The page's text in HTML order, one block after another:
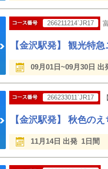
266211214`JR17
【金沢駅発】 観光特
09月01日~09月30日 出
266233011`JR17
【金沢駅発】 秋色の
11月14日 出発 1日間